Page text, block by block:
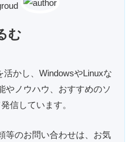
む
かし、WindowsやLinuxな
やノウハウ、おすすめのソ
信しています。
等のお問い合わせは、お気